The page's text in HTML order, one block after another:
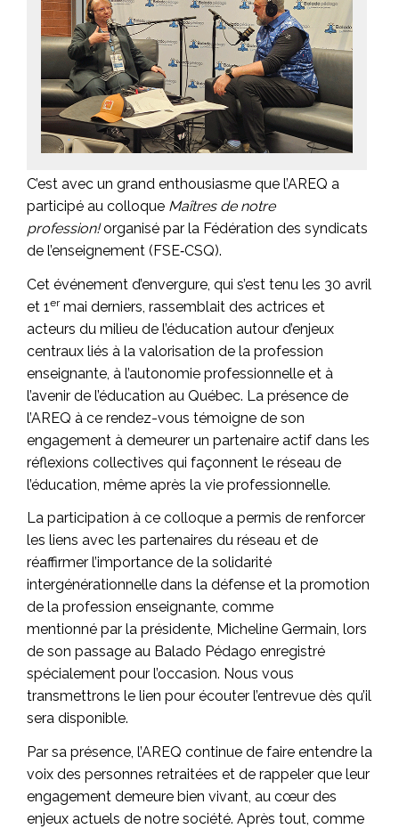
C’est avec un grand enthousiasme que l’AREQ a
participé au colloque Maîtres de notre
profession!organisé par la Fédération des syndicats
de l’enseignement (FSE‑CSQ).
Cet événement d’envergure, qui s’est tenu les 30 avril
et 1 ermai derniers, rassemblait des actrices et
acteurs du milieu de l’éducation autour d’enjeux
centraux liés à la valorisation de la profession
enseignante, à l’autonomie professionnelle et à
l’avenir de l’éducation au Québec. La présence de
l’AREQ à ce rendez-vous témoigne de son
engagement à demeurer un partenaire actif dans les
réflexions collectives qui façonnent le réseau de
l’éducation, même après la vie professionnelle.
La participation à ce colloque a permis de renforcer
les liens avec les partenaires du réseau et de
réaffirmer l’importance de la solidarité
intergénérationnelle dans la défense et la promotion
de la profession enseignante, comme
mentionné par la présidente, Micheline Germain, lors
de son passage au Balado Pédago enregistré
spécialement pour l’occasion. Nous vous
transmettrons le lien pour écouter l’entrevue dès qu’il
sera disponible.
Par sa présence, l’AREQ continue de faire entendre la
voix des personnes retraitées et de rappeler que leur
engagement demeure bien vivant, au cœur des
enjeux actuels de notre société. Après tout, comme